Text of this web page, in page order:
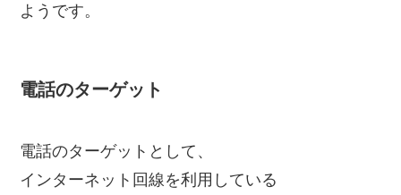
ようです。
電話のターゲット
電話のターゲットとして、
インターネット回線を利用している